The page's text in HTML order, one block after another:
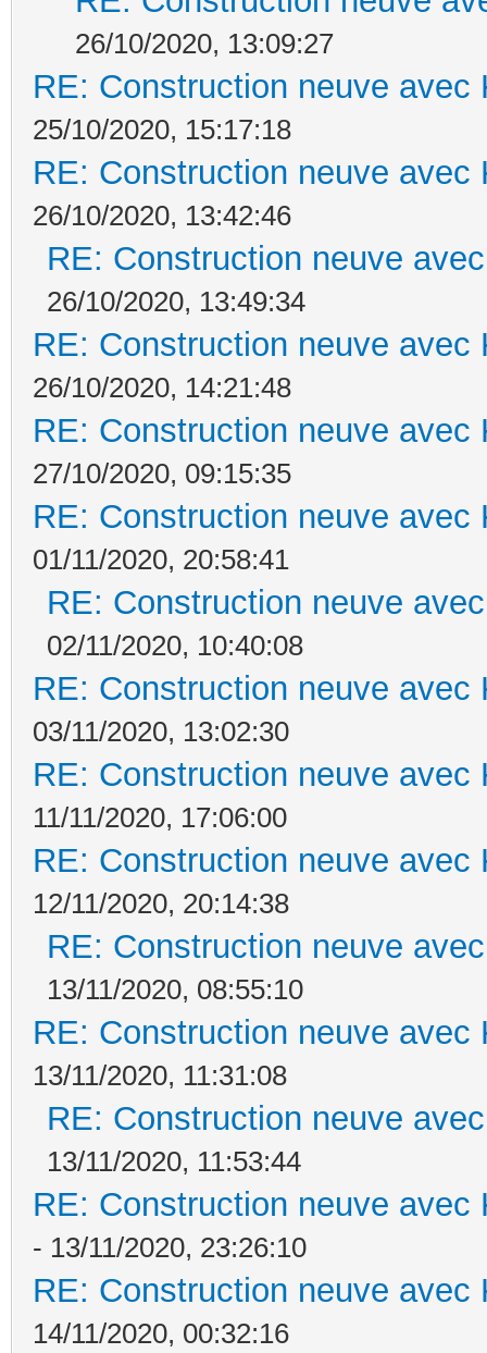
26/10/2020, 13:09:27
RE: Construction neuve avec
25/10/2020, 15:17:18
RE: Construction neuve avec
26/10/2020, 13:42:46
RE: Construction neuve
26/10/2020, 13:49:34
RE: Construction neuve avec
26/10/2020, 14:21:48
RE: Construction neuve avec
27/10/2020, 09:15:35
RE: Construction neuve avec
01/11/2020, 20:58:41
RE: Construction neuve
02/11/2020, 10:40:08
RE: Construction neuve avec
03/11/2020, 13:02:30
RE: Construction neuve avec
11/11/2020, 17:06:00
RE: Construction neuve avec
12/11/2020, 20:14:38
RE: Construction neuve
13/11/2020, 08:55:10
RE: Construction neuve avec
13/11/2020, 11:31:08
RE: Construction neuve
13/11/2020, 11:53:44
RE: Construction neuve avec
- 13/11/2020, 23:26:10
RE: Construction neuve avec
14/11/2020, 00:32:16